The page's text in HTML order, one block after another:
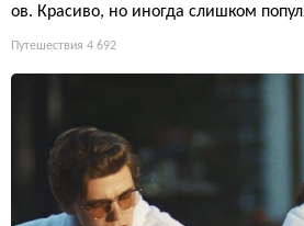
ов. Красиво, но иногда слишком
Путешествия 4 692